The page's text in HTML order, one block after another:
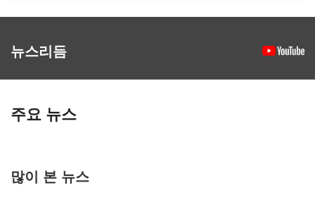
뉴스리듬
주요 뉴스
많이 본 뉴스